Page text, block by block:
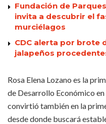
Fundación de
invita a descubrir el
murciélagos
CDC alerta por brote
jalapeños
Rosa Elena Lozano es la
de Desarrollo Económico en
convirtió también en la
desde donde buscará